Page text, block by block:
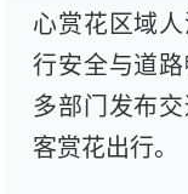
心赏花区域
行安全与道
多部门发布
客赏花出行。